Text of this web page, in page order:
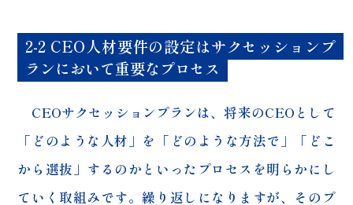
2-2 CEO人材要件の設定はサクセッションプ
ランにおいて重要なプロセス
CEOサクセッションプランは、将来のCEOとして
「どのような人材」を「どのような方法で」「どこ
から選抜」するのかといったプロセスを明らかにし
ていく取組みです。繰り返しになりますが、そのプ